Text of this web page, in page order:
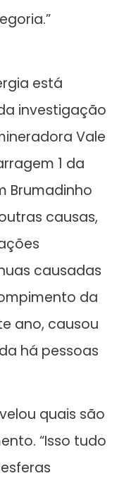
está
investigação
Vale
1 da
Brumadinho
causas,
causadas
da
ano, causou
há pessoas
quais são
“Isso tudo